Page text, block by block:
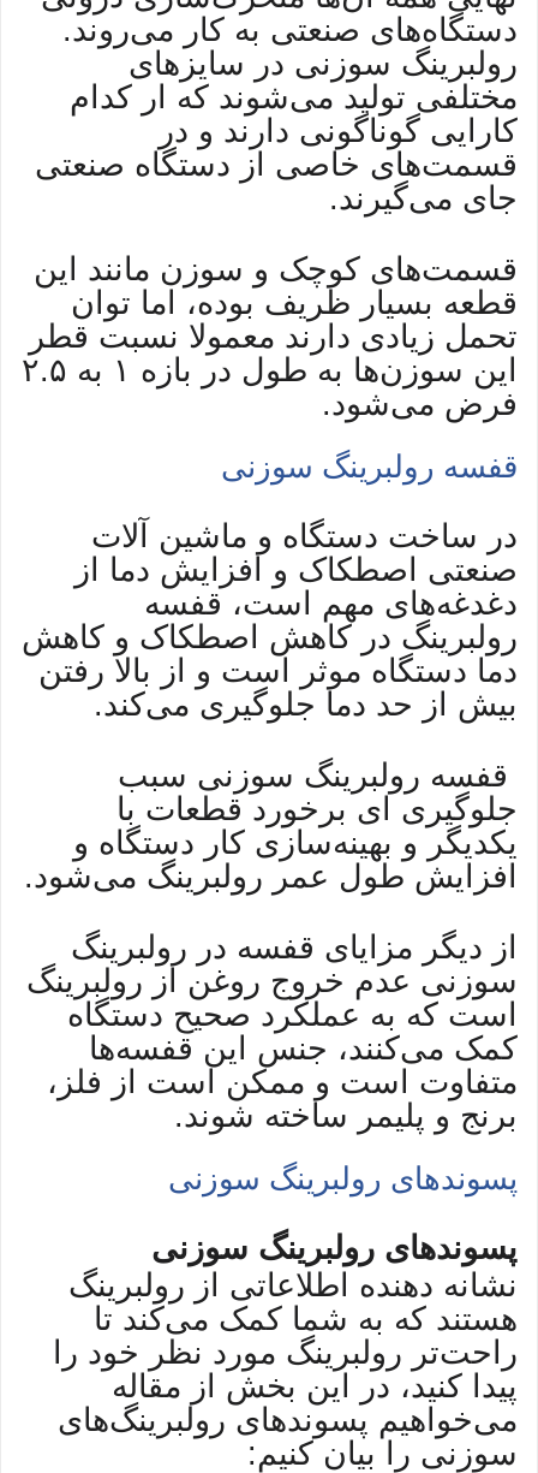
دستگاه‌های صنعتی به کار می‌روند.
رولبرینگ سوزنی در سایز‌های
مختلفی تولید می‌شوند که ار کدام
کارایی گوناگونی دارند و در
قسمت‌های خاصی از دستگاه صنعتی
جای می‌گیرند.
قسمت‌های کوچک و سوزن مانند این
قطعه بسیار ظریف بوده، اما توان
تحمل زیادی دارند معمولا نسبت قطر
این سوزن‌ها به طول در بازه ۱ به ۲.۵
فرض می‌شود.
قفسه رولبرینگ سوزنی
در ساخت دستگاه و ماشین آلات
صنعتی اصطکاک و افزایش دما از
دغدغه‌های مهم است، قفسه
رولبرینگ در کاهش اصطکاک و کاهش
دما دستگاه موثر است و از بالا رفتن
بیش از حد دما جلوگیری می‌کند.
قفسه رولبرینگ سوزنی سبب
جلوگیری ای برخورد قطعات با
یکدیگر و بهینه‌سازی کار دستگاه و
افزایش طول عمر رولبرینگ می‌شود.
از دیگر مزایای قفسه در رولبرینگ
سوزنی عدم خروج روغن از رولبرینگ
است که به عملکرد صحیح دستگاه
کمک می‌کنند، جنس این قفسه‌ها
متفاوت است و ممکن است از فلز،
برنج و پلیمر ساخته شوند.
پسوندهای رولبرینگ سوزنی
پسوندهای رولبرینگ سوزنی
نشانه دهنده اطلاعاتی از رولبرینگ
هستند که به شما کمک می‌کند تا
راحت‌تر رولبرینگ مورد نظر خود را
پیدا کنید، در این بخش از مقاله
می‌خواهیم پسوند‌های رولبرینگ‌های
سوزنی را بیان کنیم: